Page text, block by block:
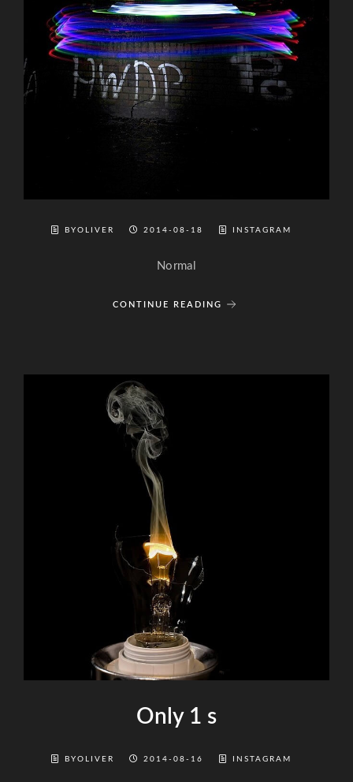
BYOLIVER 2014-08-18 INSTAGRAM
Normal
CONTINUE READING
Only 1 s
BYOLIVER 2014-08-16 INSTAGRAM